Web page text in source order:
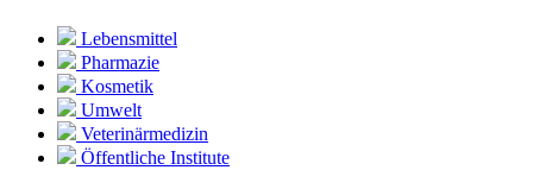
Lebensmittel
Pharmazie
Kosmetik
Umwelt
Veterinärmedizin
Öffentliche Institute